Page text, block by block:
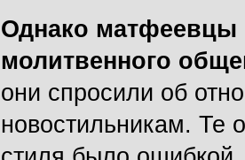
Однако матфеевцы
молитвенного
они спросили об
новостильникам. Те